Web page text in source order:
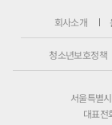
회사소개
청소년보호정책
서울특별
대표